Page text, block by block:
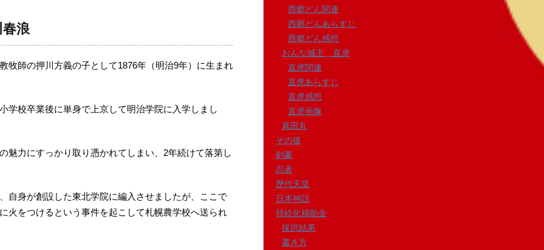
浪
牧師の押川方義の子として1876年（明治9年）に生まれ
学校卒業後に単身で上京して明治学院に入学しまし
魅力にすっかり取り憑かれてしまい、2年続けて落第し
自身が創設した東北学院に編入させましたが、ここで
火をつけるという事件を起こして札幌農学校へ送られ
西郷どん関連
西郷どんあらすじ
西郷どん感想
おんな城主 直虎
直虎関連
直虎あらすじ
直虎感想
直虎画像
真田丸
その後
剣豪
忍者
歴代天皇
日本神話
持続化補助金
採択結果
書き方